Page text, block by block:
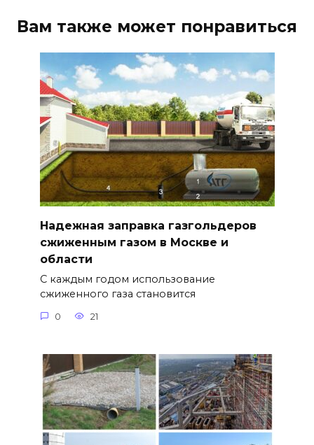
Вам также может понравиться
Надежная заправка газгольдеров
сжиженным газом в Москве и
области
С каждым годом использование
сжиженного газа становится
0 21